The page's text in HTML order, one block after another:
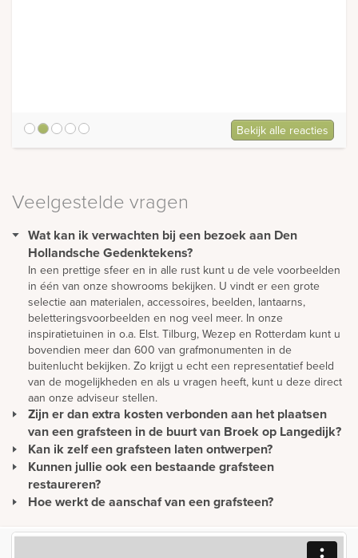
Bekijk alle reacties
Veelgestelde vragen
Wat kan ik verwachten bij een bezoek aan Den
Hollandsche Gedenktekens?
In een prettige sfeer en in alle rust kunt u de vele voorbeelden
in één van onze showrooms bekijken. U vindt er een grote
selectie aan materialen, accessoires, beelden, lantaarns,
beletteringsvoorbeelden en nog veel meer. In onze
inspiratietuinen in o.a. Elst. Tilburg, Wezep en Rotterdam kunt u
bovendien meer dan 600 van grafmonumenten in de
buitenlucht bekijken. Zo krijgt u echt een representatief beeld
van de mogelijkheden en als u vragen heeft, kunt u deze direct
aan onze adviseur stellen.
Zijn er dan extra kosten verbonden aan het plaatsen
van een grafsteen in de buurt van Broek op Langedijk?
Wij hanteren voor iedere begraafplaats in Nederland hetzelfde
tarief voor plaatsing. Zodoende betaalt u geen extra kosten
voor de plaatsing van een grafmonument in uw regio. Wij
plaatsen in heel Nederland en zijn op de hoogte van de lokale
richtlijnen van de meeste begraafplaatsen. Hiermee houden wij
ook rekening tijdens het maken van het ontwerp.
Kan ik zelf een grafsteen laten ontwerpen?
Een mooie en persoonlijke grafsteen moet natuurlijk eerst
ontworpen worden. We bieden u de mogelijkheid om vanuit uw
eigen ontwerp een gedenkteken te realiseren maar u kunt er
en gratis door onze adviseurs te laten maken. We staan open
Kunnen jullie ook een bestaande grafsteen
restaureren?
Het is zeker mogelijk om een bestaande grafsteen te
van de grafsteen en het reinigen van het monument. In veel
Hoe werkt de aanschaf van een grafsteen?
orieëntatie. Daarna verwerken wij ideeën die u heeft in een